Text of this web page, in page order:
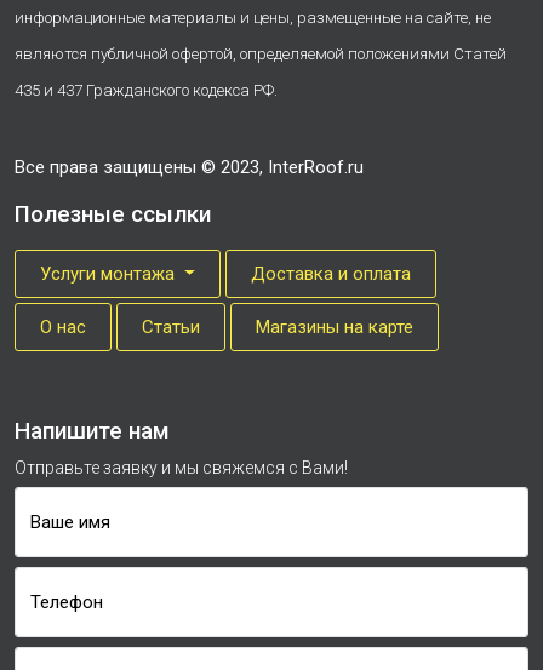
информационные материалы и цены, размещенные на сайте, не
являются публичной офертой, определяемой положениями Статей
435 и 437 Гражданского кодекса РФ.
Все права защищены © 2023, InterRoof.ru
Полезные ссылки
Услуги монтажа Доставка и оплата
О нас Cтатьи Магазины на карте
Напишите нам
Отправьте заявку и мы свяжемся с Вами!
Ваше имя
Телефон